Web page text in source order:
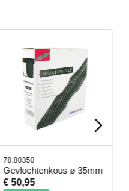
78.80350
Gevlochtenkous ø 35mm
€ 50,95